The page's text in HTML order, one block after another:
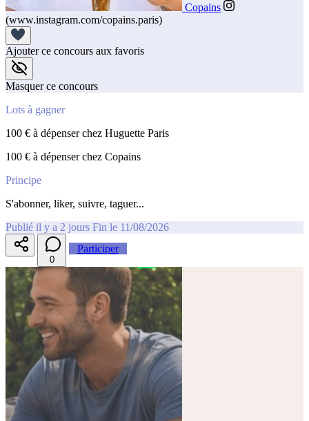
Copains
(www.instagram.com/copains.paris)
Ajouter ce concours aux favoris
Masquer ce concours
Lots à gagner
100 € à dépenser chez Huguette Paris
100 € à dépenser chez Copains
Principe
S'abonner, liker, suivre, taguer...
Publié il y a 2 jours Fin le 11/08/2026
0
Participer